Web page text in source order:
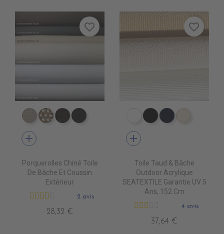
DD4080 MARBRE CLAIR
DD4090 MARBRE FONCE
DD4220 MARBRE WOOD
DD4470 MARBRE BLACK
add
Porquerolles Chiné Toile
De Bâche Et Coussin
Extérieur
2 avis
28,32 €
favorite_border
PR0500 WHITE
PR0600 BLACK
PR0560
add
Toile Taud & Bâche
Outdoor Acrylique
SEATEXTILE Garantie UV 5
Ans, 152 Cm
4 avis
37,64 €
favorite_border